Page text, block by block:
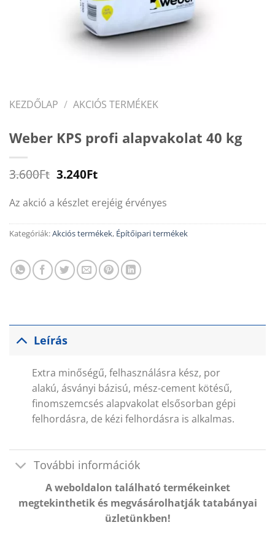
KEZDŐLAP / AKCIÓS TERMÉKEK
Weber KPS profi alapvakolat 40 kg
3.600Ft Original
was:
3.600Ft.
3.240FtCurrent
is:
3.240Ft.
Az akció a készlet erejéig érvényes
Kategóriák:Akciós termékek, Építőipari termékek
Leírás
Extra minőségű, felhasználásra kész, por
alakú, ásványi bázisú, mész-cement kötésű,
finomszemcsés alapvakolat elsősorban gépi
felhordásra, de kézi felhordásra is alkalmas.
További információk
A weboldalon található termékeinket
megtekinthetik és megvásárolhatják tatabányai
üzletünkben!